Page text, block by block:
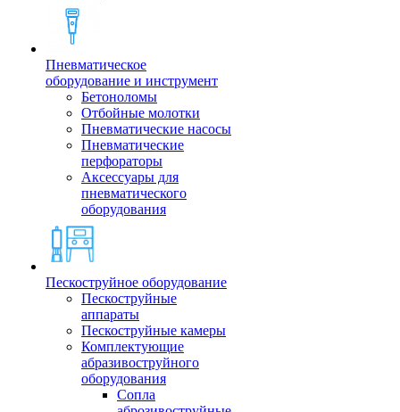
Пневматическое
оборудование и инструмент
Бетоноломы
Отбойные молотки
Пневматические насосы
Пневматические
перфораторы
Аксессуары для
пневматического
оборудования
Пескоструйное оборудование
Пескоструйные
аппараты
Пескоструйные камеры
Комплектующие
абразивоструйного
оборудования
Сопла